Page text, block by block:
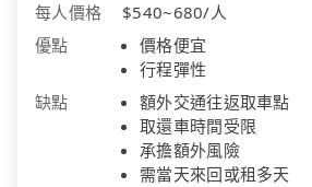
每人價格
$540~680/人
優點
價格便宜
行程彈性
缺點
額外交通往返取車點
取還車時間受限
承擔額外風險
需當天來回或租多天